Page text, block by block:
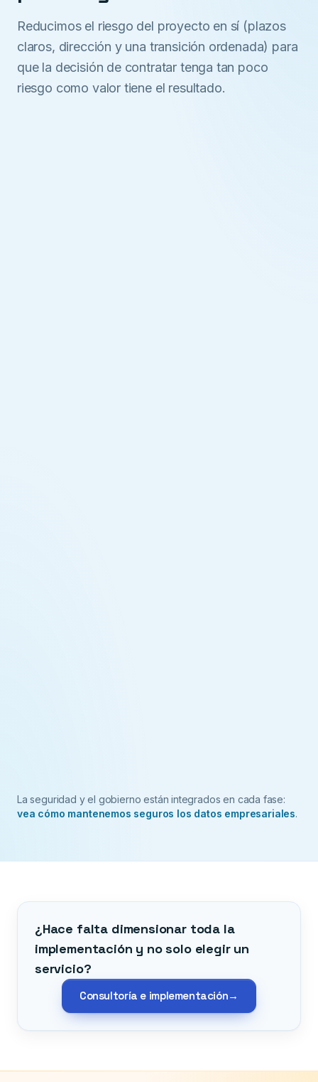
Reducimos el riesgo del proyecto en sí (plazos
claros, dirección y una transición ordenada) para
que la decisión de contratar tenga tan poco
riesgo como valor tiene el resultado.
La seguridad y el gobierno están integrados en cada fase:
vea cómo mantenemos seguros los datos empresariales.
¿Hace falta dimensionar toda la
implementación y no solo elegir un
servicio?
Consultoría e implementación→